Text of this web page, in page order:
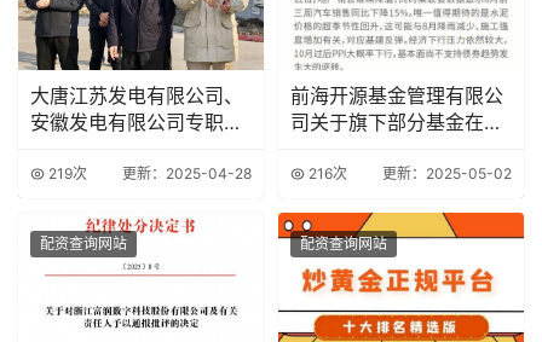
大唐江苏发电有限公司、
安徽发电有限公司专职董
219次 更新：2025-04-28
前海开源基金管理有限公
司关于旗下部分基金在东
216次 更新：2025-05-02
配资查询网站 配资查询网站